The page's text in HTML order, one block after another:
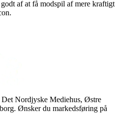
af at få modspil af mere kraftigt
Det Nordjyske Mediehus, Østre
Ønsker du markedsføring på